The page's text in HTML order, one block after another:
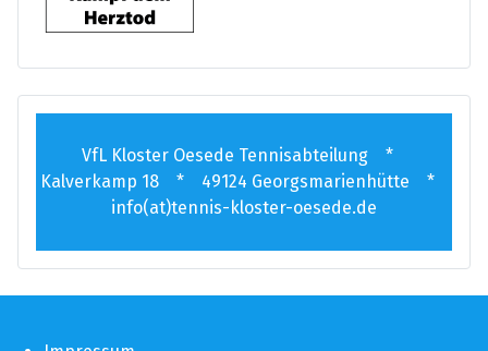
VfL Kloster Oesede Tennisabteilung *
Kalverkamp 18 * 49124 Georgsmarienhütte *
info(at)tennis-kloster-oesede.de